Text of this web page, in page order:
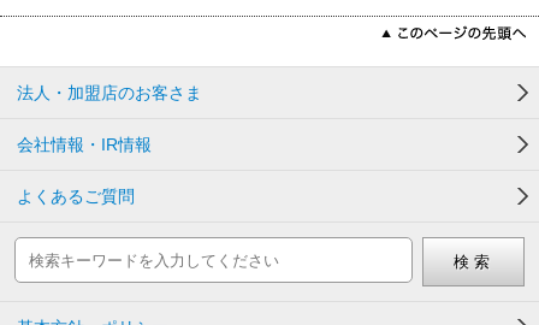
法人・加盟店のお客さま
会社情報・IR情報
よくあるご質問